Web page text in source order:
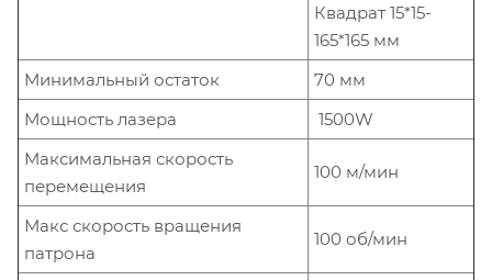
Квадрат 15*15-
165*165 мм
Минимальный остаток
70 мм
Мощность лазера
1500W
Максимальная скорость
перемещения
100 м/мин
Макс скорость вращения
патрона
100 об/мин